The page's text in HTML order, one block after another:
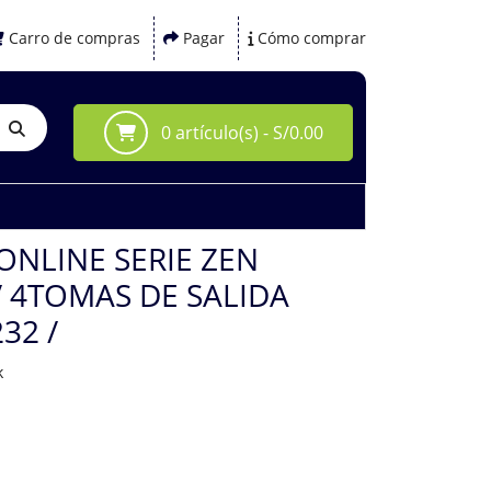
Carro de compras Pagar Cómo comprar
0 artículo(s) - S/0.00
SERIE ZEN
DE SALIDA
/